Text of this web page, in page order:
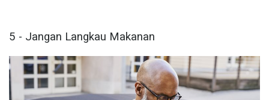
5 - Jangan Langkau Makanan